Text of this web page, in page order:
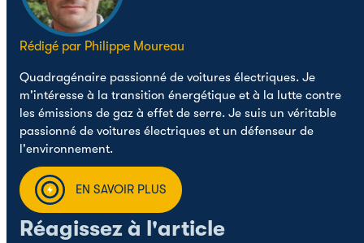
Rédigé par Philippe Moureau
Quadragénaire passionné de voitures électriques. Je
m'intéresse à la transition énergétique et à la lutte contre
les émissions de gaz à effet de serre. Je suis un véritable
passionné de voitures électriques et un défenseur de
l'environnement.
EN SAVOIR PLUS
Réagissez à l'article